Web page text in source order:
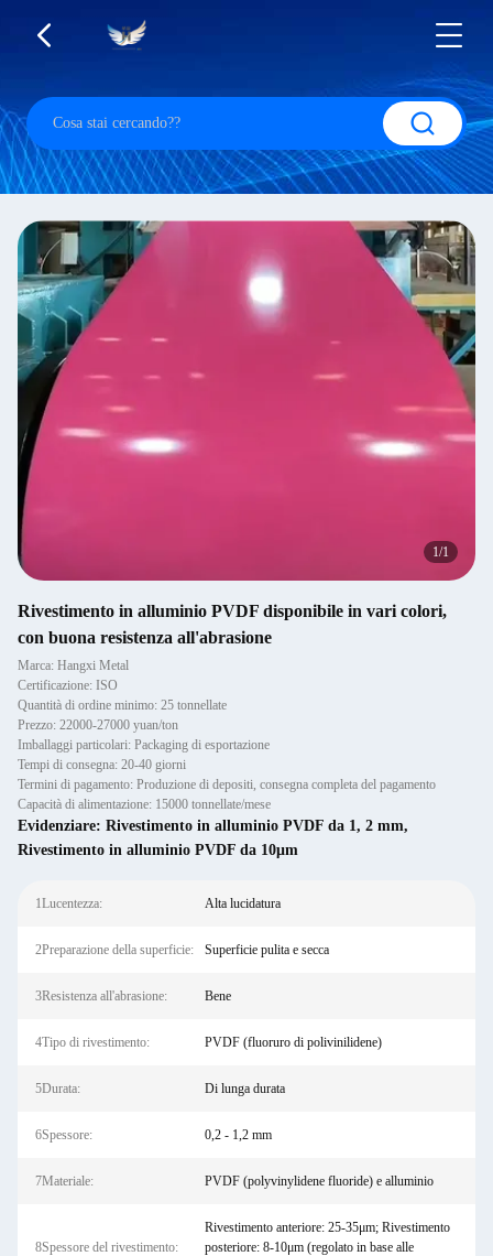
1/1
Rivestimento in alluminio PVDF disponibile in vari colori,
con buona resistenza all'abrasione
Marca: Hangxi Metal
Certificazione: ISO
Quantità di ordine minimo: 25 tonnellate
Prezzo: 22000-27000 yuan/ton
Imballaggi particolari: Packaging di esportazione
Tempi di consegna: 20-40 giorni
Termini di pagamento: Produzione di depositi, consegna completa del pagamento
Capacità di alimentazione: 15000 tonnellate/mese
Evidenziare: Rivestimento in alluminio PVDF da 1, 2 mm,
Rivestimento in alluminio PVDF da 10μm
1Lucentezza: Alta lucidatura
2Preparazione della superficie: Superficie pulita e secca
3Resistenza all'abrasione: Bene
4Tipo di rivestimento: PVDF (fluoruro di polivinilidene)
5Durata: Di lunga durata
6Spessore: 0,2 - 1,2 mm
7Materiale: PVDF (polyvinylidene fluoride) e alluminio
8Spessore del rivestimento:
Rivestimento anteriore: 25-35μm; Rivestimento
posteriore: 8-10μm (regolato in base alle